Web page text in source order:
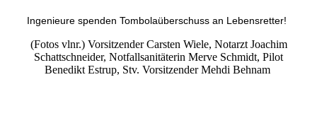
Ingenieure spenden Tombolaüberschuss an Lebensretter!
(Fotos vlnr.) Vorsitzender Carsten Wiele, Notarzt Joachim
Schattschneider, Notfallsanitäterin Merve Schmidt, Pilot
Benedikt Estrup, Stv. Vorsitzender Mehdi Behnam